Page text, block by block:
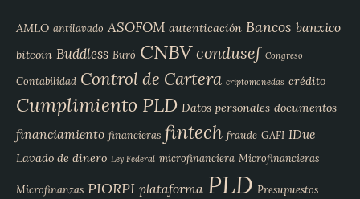
AMLO antilavado ASOFOM autenticación Bancos banxico
bitcoin Buddless Buró CNBVcondusef Congreso
Contabilidad Control de Cartera criptomonedas crédito
Cumplimiento PLD Datos personales documentos
financiamiento financieras fintech fraude GAFI IDue
Lavado de dinero Ley Federal microfinanciera Microfinancieras
Microfinanzas PIORPI plataforma PLD Presupuestos